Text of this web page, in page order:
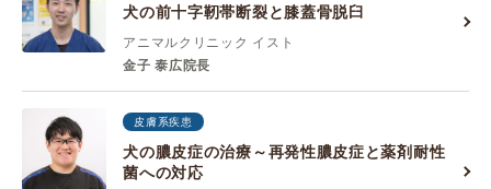
犬の前十字靭帯断裂と膝蓋骨脱臼
アニマルクリニック イスト
金子 泰広院長
皮膚系疾患
犬の膿皮症の治療～再発性膿皮症と薬剤耐性
菌への対応